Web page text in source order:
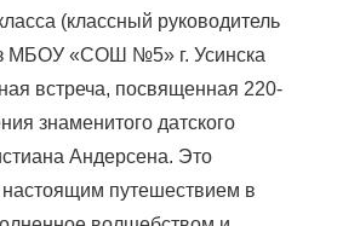
(классный руководитель
МБОУ «СОШ №5» г. Усинска
встреча, посвященная 220-
знаменитого датского
Андерсена. Это
путешествием в